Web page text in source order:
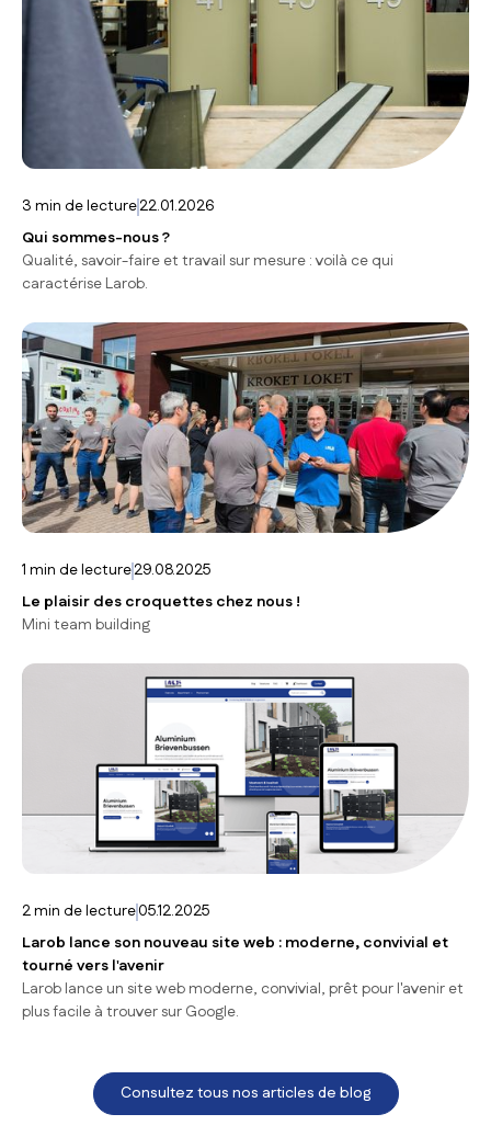
3 min de lecture22.01.2026
Qui sommes-nous ?
Qualité, savoir-faire et travail sur mesure : voilà ce qui
caractérise Larob.
1 min de lecture29.08.2025
Le plaisir des croquettes chez nous !
Mini team building
2min de lecture05.12.2025
Larob lance son nouveau site web : moderne, convivial et
tourné vers l'avenir
Larob lance un site web moderne, convivial, prêt pour l'avenir et
plus facile à trouver sur Google.
Consultez tous nos articles de blog